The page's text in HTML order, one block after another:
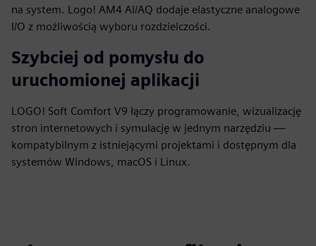
na system. Logo! AM4 AI/AQ dodaje elastyczne analogowe
I/O z możliwością wyboru rozdzielczości.
Szybciej od pomysłu do
uruchomionej aplikacji
LOGO! Soft Comfort V9 łączy programowanie, wizualizację
stron internetowych i symulację w jednym narzędziu —
kompatybilnym z istniejącymi projektami i dostępnym dla
systemów Windows, macOS i Linux.